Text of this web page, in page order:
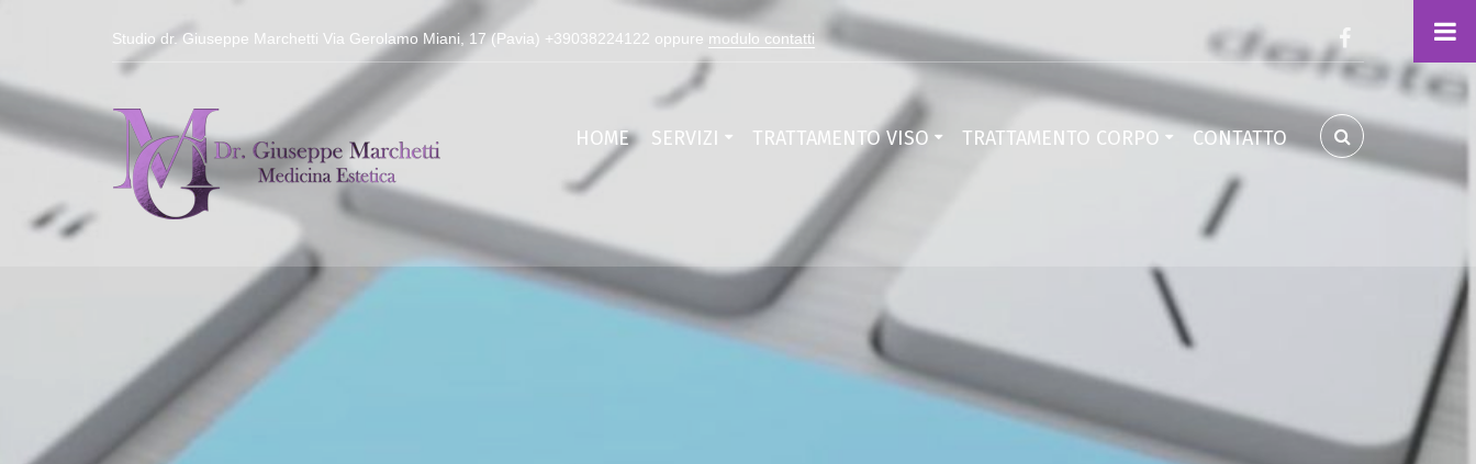
Studio dr. Giuseppe Marchetti Via Gerolamo Miani, 17 (Pavia) +39038224122 oppure modulo contatti
FORM
HOME SERVIZI TRATTAMENTO VISO TRATTAMENTO CORPO CONTATTO